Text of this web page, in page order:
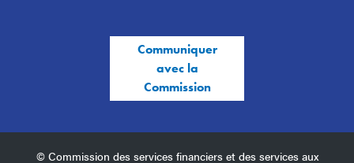
Communiquer
avec la
Commission
© Commission des services financiers et des services aux